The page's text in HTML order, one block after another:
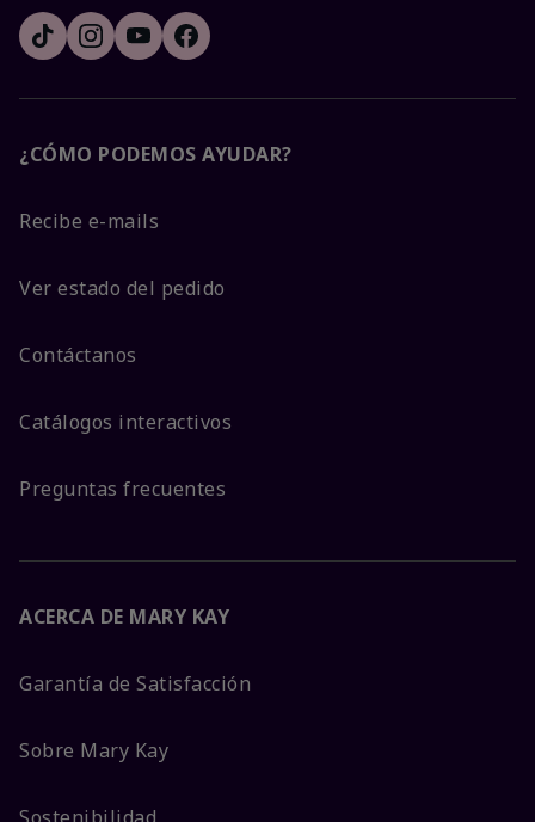
¿CÓMO PODEMOS AYUDAR?
Recibe e-mails
Ver estado del pedido
Contáctanos
Catálogos interactivos
Preguntas frecuentes
ACERCA DE MARY KAY
Garantía de Satisfacción
Sobre Mary Kay
Sostenibilidad